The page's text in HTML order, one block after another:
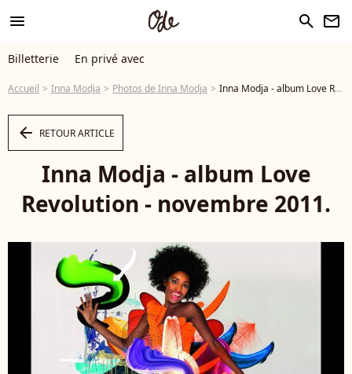
menu search newsletter
Billetterie En privé avec
Accueil Inna Modja Photos de Inna Modja Inna Modja - album Love Revolution - novembre 2011. - Photo
arrow_left RETOUR ARTICLE
Inna Modja - album Love
Revolution - novembre 2011.